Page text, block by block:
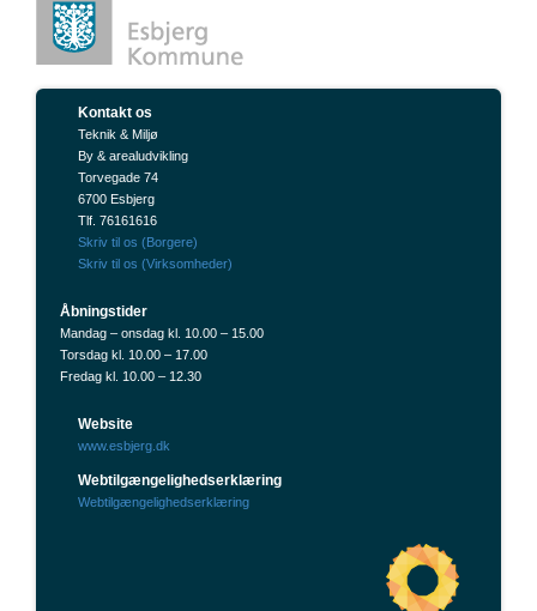
Kontakt os
Teknik & Miljø
By & arealudvikling
Torvegade 74
6700 Esbjerg
Tlf. 76161616
Skriv til os (Borgere)
Skriv til os (Virksomheder)
Åbningstider
Mandag – onsdag kl. 10.00 – 15.00
Torsdag kl. 10.00 – 17.00
Fredag kl. 10.00 – 12.30
Website
www.esbjerg.dk
Webtilgængelighedserklæring
Webtilgængelighedserklæring